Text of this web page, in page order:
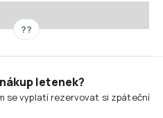
??
letenek?
se vyplatí rezervovat si zpáteční